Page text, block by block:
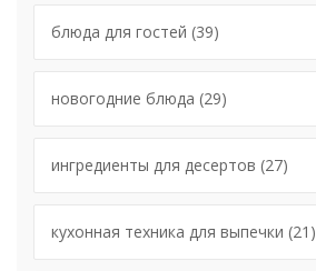
блюда для гостей (39)
новогодние блюда (29)
ингредиенты для десертов (27)
кухонная техника для выпечки (21)